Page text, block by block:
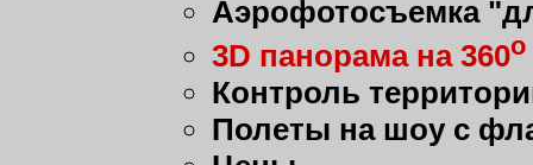
Аэрофотосъемка
3D панорама на 360о
Контроль
Полеты на шоу с